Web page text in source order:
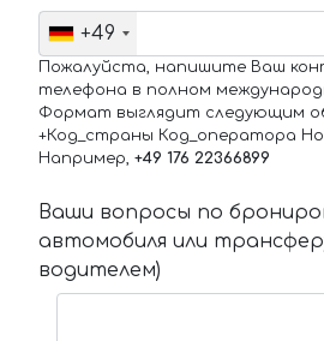
+49
Пожалуйста, напишите Ваш
телефона в полном
Формат выглядит следующим
+Код_страны Код_оператора
Например, +49 176 22366899
Ваши вопросы по
автомобиля или
водителем)